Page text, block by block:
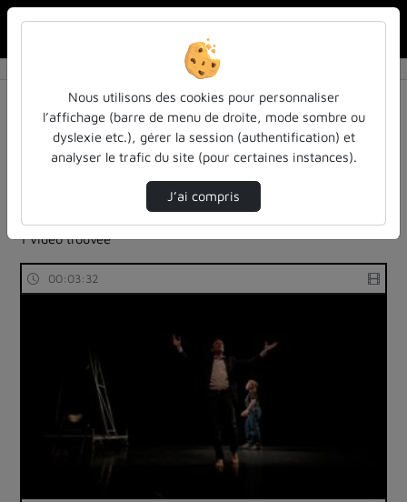
Résultats de la recherche
Filtres actifs (cliquer pour en retirer) :
reportages
sdun-videos-en-ligne
sdun-videos-en-ligne
economie
sdun-videos-en-ligne
sdun-videos-en-ligne
1 vidéo trouvée
00:03:32
Nous utilisons des cookies pour personnaliser
l’affichage (barre de menu de droite, mode sombre ou
dyslexie etc.), gérer la session (authentification) et
analyser le trafic du site (pour certaines instances).
J’ai compris